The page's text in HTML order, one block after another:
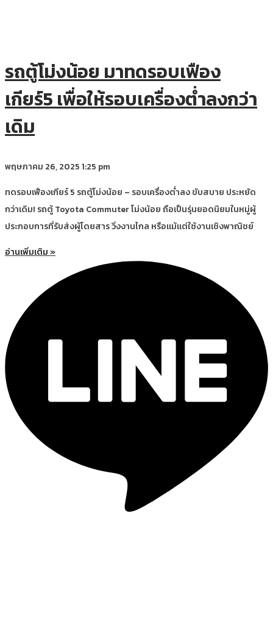
รถตู้โม่งน้อย มาทดรอบเฟือง
เกียร์5 เพื่อให้รอบเครื่องต่ำลงกว่า
เดิม
พฤษภาคม 26, 20251:25 pm
ทดรอบเฟืองเกียร์ 5 รถตู้โม่งน้อย – รอบเครื่องต่ำลง ขับสบาย ประหยัด
กว่าเดิม! รถตู้ Toyota Commuter โม่งน้อย ถือเป็นรุ่นยอดนิยมในหมู่ผู้
ประกอบการที่รับส่งผู้โดยสาร วิ่งงานไกล หรือแม้แต่ใช้งานเชิงพาณิชย์
อ่านเพิ่มเติม »